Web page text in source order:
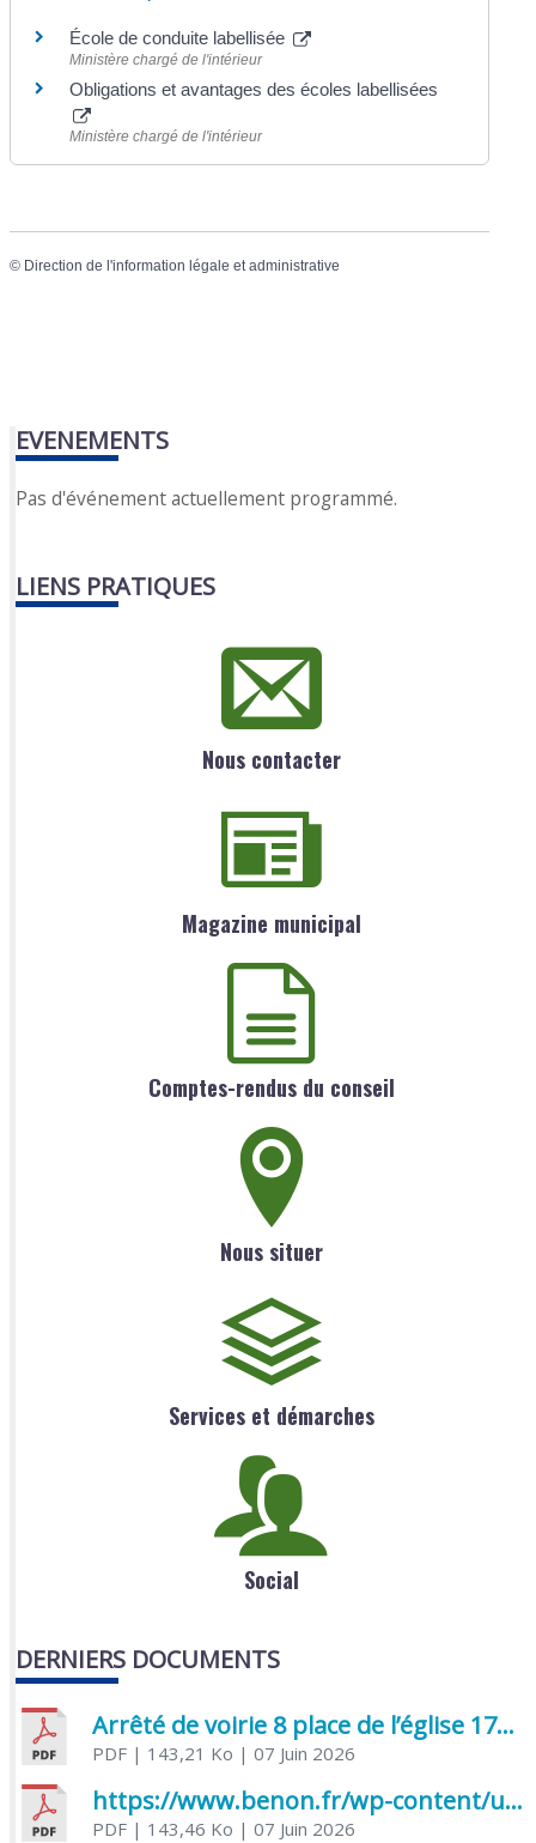
École de conduite labellisée
Ministère chargé de l'intérieur
Obligations et avantages des écoles labellisées
Ministère chargé de l'intérieur
© Direction de l'information légale et administrative
EVENEMENTS
Pas d'événement actuellement programmé.
LIENS PRATIQUES
Nous contacter
Magazine municipal
Comptes-rendus du conseil
Nous situer
Services et démarches
Social
DERNIERS DOCUMENTS
Arrêté de voirie 8 place de l’église 17170 Benon
PDF| 143,21 Ko | 07 Juin 2026
https://www.benon.fr/wp-content/uploads/2026/06/AR-Voirie-Chemin-de-Lafond-du-26-05-2026.pdf
PDF| 143,46 Ko | 07 Juin 2026